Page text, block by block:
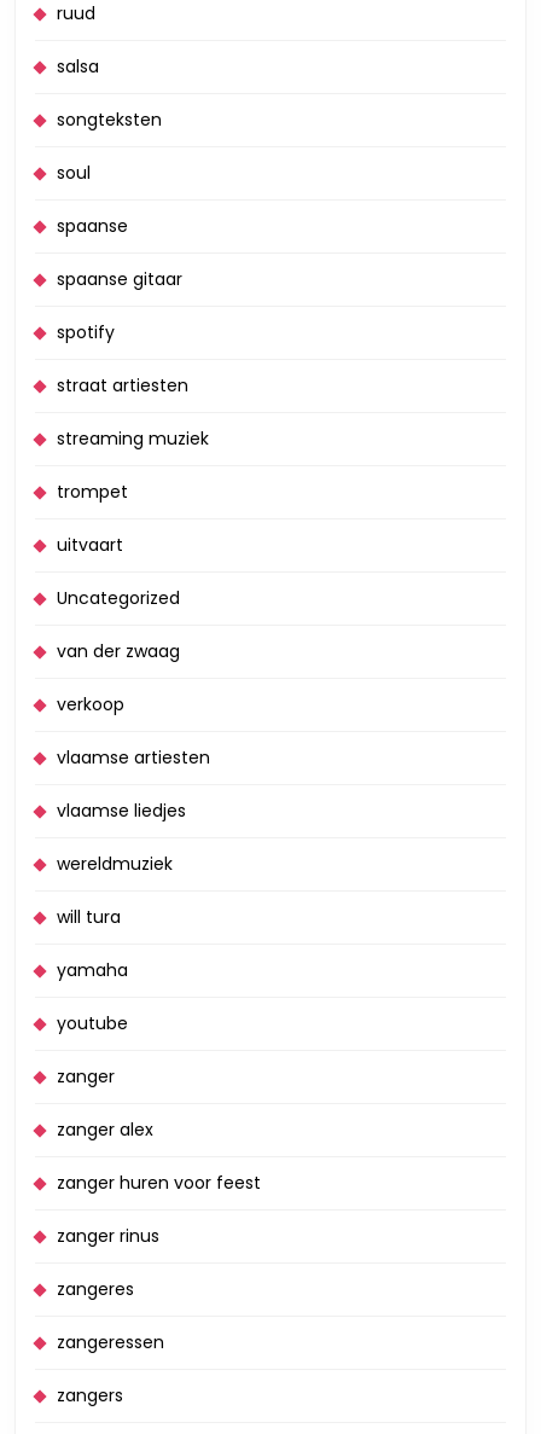
ruud
salsa
songteksten
soul
spaanse
spaanse gitaar
spotify
straat artiesten
streaming muziek
trompet
uitvaart
Uncategorized
van der zwaag
verkoop
vlaamse artiesten
vlaamse liedjes
wereldmuziek
will tura
yamaha
youtube
zanger
zanger alex
zanger huren voor feest
zanger rinus
zangeres
zangeressen
zangers